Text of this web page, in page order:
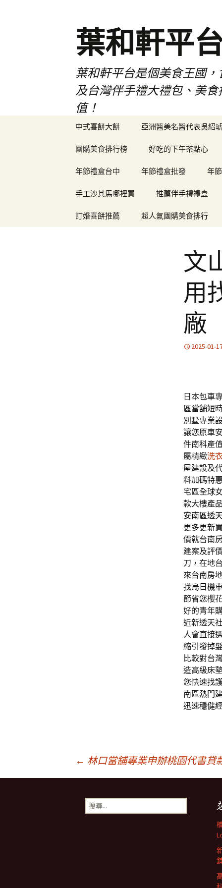
葉和軒平
葉和軒平台是個美食王國
及台灣伴手禮大禮包、美
值！
中式喜餅大餅 亞洲醫美名醫代表吳紹
團購美食排行榜 好吃的下午茶點心
年節禮盒台中 年節禮盒批發 年
手工沙其馬哪裡買 推薦伴手禮禮盒
訂婚喜餅推薦 超人氣團購美食排行
文
用
廠
2025-01-
日本包車
區當舖短
別墅專業
讓您原車
件南科產
屬精緻洗
屋建設及
料加碼特
宅區全球
款大樓產
安南區透
更多更新
價就台南
建案及評
刀，在地
來台南房
找烏日機
節省您櫻
好的青年
近新透天
人會直接
縮引發掉
比較對台
造高級床
您快速找
南區熱門
迅速穩健
← 林口當舖專業申辦桃園代書貸
搜
尋